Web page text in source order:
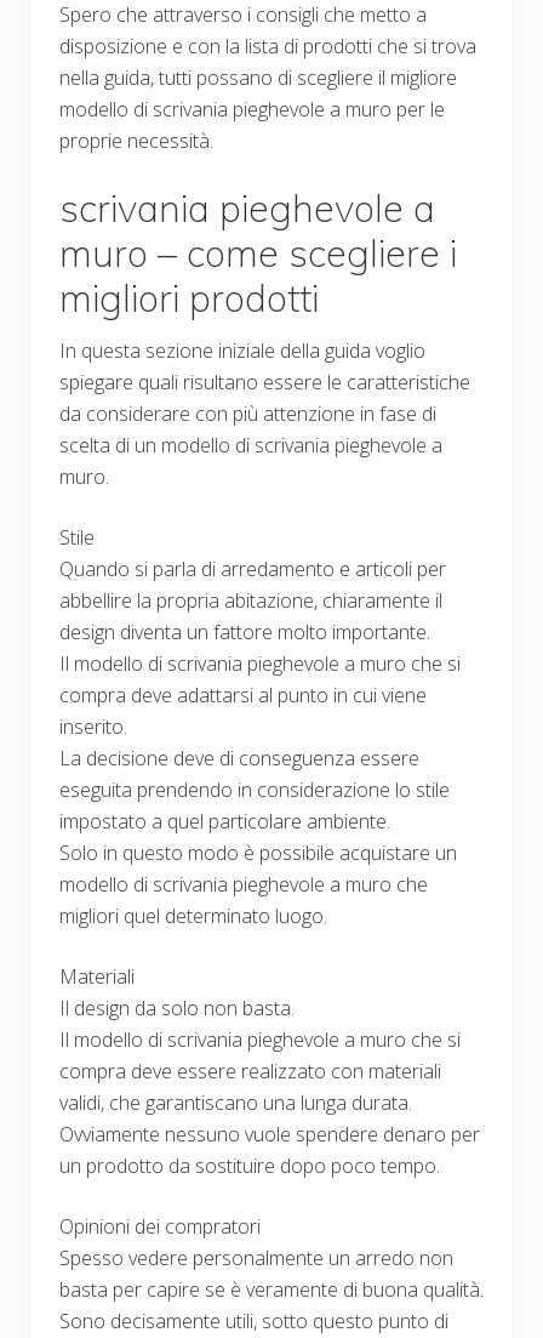
Spero che attraverso i consigli che metto a
disposizione e con la lista di prodotti che si trova
nella guida, tutti possano di scegliere il migliore
modello di scrivania pieghevole a muro per le
proprie necessità.
scrivania pieghevole a
muro – come scegliere i
migliori prodotti
In questa sezione iniziale della guida voglio
spiegare quali risultano essere le caratteristiche
da considerare con più attenzione in fase di
scelta di un modello di scrivania pieghevole a
muro.
Stile
Quando si parla di arredamento e articoli per
abbellire la propria abitazione, chiaramente il
design diventa un fattore molto importante.
Il modello di scrivania pieghevole a muro che si
compra deve adattarsi al punto in cui viene
inserito.
La decisione deve di conseguenza essere
eseguita prendendo in considerazione lo stile
impostato a quel particolare ambiente.
Solo in questo modo è possibile acquistare un
modello di scrivania pieghevole a muro che
migliori quel determinato luogo.
Materiali
Il design da solo non basta.
Il modello di scrivania pieghevole a muro che si
compra deve essere realizzato con materiali
validi, che garantiscano una lunga durata.
Ovviamente nessuno vuole spendere denaro per
un prodotto da sostituire dopo poco tempo.
Opinioni dei compratori
Spesso vedere personalmente un arredo non
basta per capire se è veramente di buona qualità.
Sono decisamente utili, sotto questo punto di